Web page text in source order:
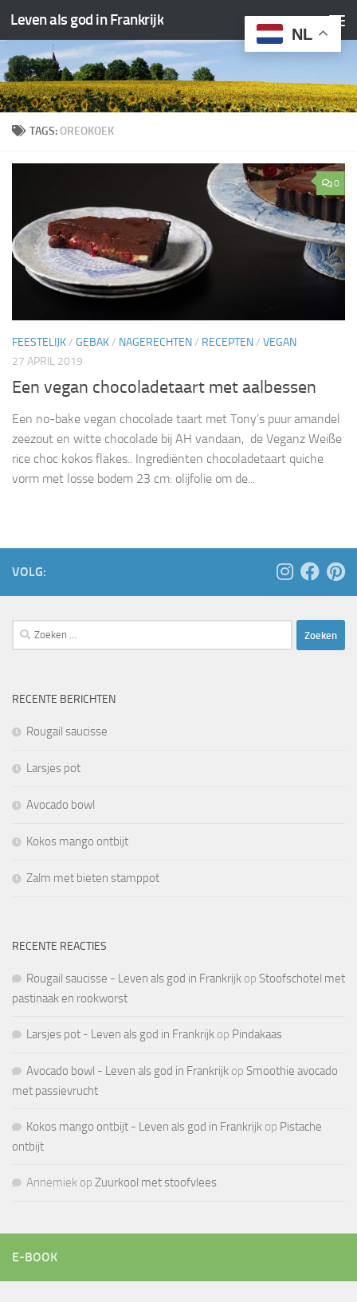
Doorgaan naar inhoud
Leven als god in Frankrijk
TAGS:OREOKOEK
0
FEESTELIJK/ GEBAK/ NAGERECHTEN/ RECEPTEN/ VEGAN
27 APRIL 2019
Een vegan chocoladetaart met aalbessen
Een no-bake vegan chocolade taart met Tony’s puur amandel
zeezout en witte chocolade bij AH vandaan, de Ve­ganz Weiße
ri­ce choc ko­kos fla­kes.. Ingrediënten chocoladetaart quiche
vorm met losse bodem 23 cm: olijfolie om de...
VOLG:
Zoeken
naar:
RECENTE BERICHTEN
Rougail saucisse
Larsjes pot
Avocado bowl
Kokos mango ontbijt
Zalm met bieten stamppot
RECENTE REACTIES
Rougail saucisse - Leven als god in Frankrijk op Stoofschotel met
pastinaak en rookworst
Larsjes pot - Leven als god in Frankrijk op Pindakaas
Avocado bowl - Leven als god in Frankrijk op Smoothie avocado
met passievrucht
Kokos mango ontbijt - Leven als god in Frankrijk op Pistache
ontbijt
Annemiek op Zuurkool met stoofvlees
E-BOOK
NL